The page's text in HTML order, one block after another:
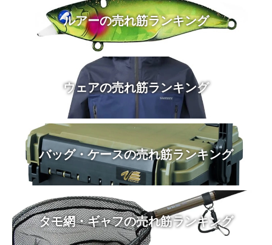
ルアーの売れ筋ランキング
ウェアの売れ筋ランキング
バッグ・ケースの売れ筋ランキング
タモ網・ギャフの売れ筋ランキング